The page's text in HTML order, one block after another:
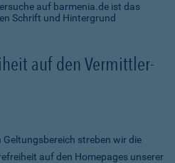
auf barmenia.de ist das
Schrift und Hintergrund
auf den Vermittler-
streben wir die
auf den Homepages unserer